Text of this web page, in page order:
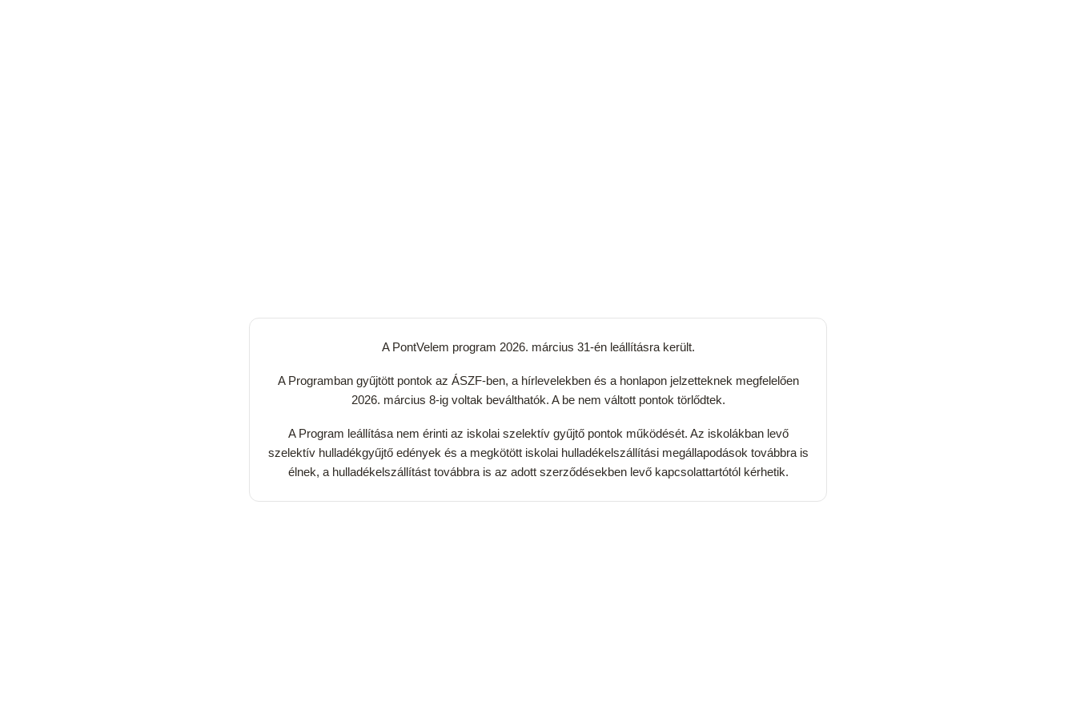
A PontVelem program 2026. március 31-én leállításra került.
A Programban gyűjtött pontok az ÁSZF-ben, a hírlevelekben és a honlapon jelzetteknek megfelelően
2026. március 8-ig voltak beválthatók. A be nem váltott pontok törlődtek.
A Program leállítása nem érinti az iskolai szelektív gyűjtő pontok működését. Az iskolákban levő
szelektív hulladékgyűjtő edények és a megkötött iskolai hulladékelszállítási megállapodások továbbra is
élnek, a hulladékelszállítást továbbra is az adott szerződésekben levő kapcsolattartótól kérhetik.